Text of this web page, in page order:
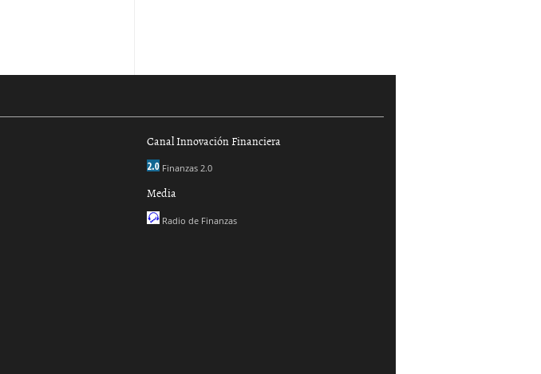
Canal Innovación Financiera
Finanzas 2.0
Media
Radio de Finanzas